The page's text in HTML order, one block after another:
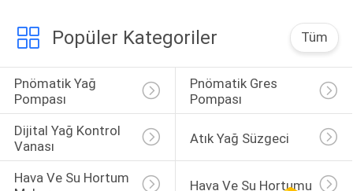
Popüler Kategoriler Tüm
Pnömatik Yağ
Pompası
Pnömatik Gres
Pompası
Dijital Yağ Kontrol
Vanası
Atık Yağ Süzgeci
Hava Ve Su Hortum
Hava Ve Su Hortumu